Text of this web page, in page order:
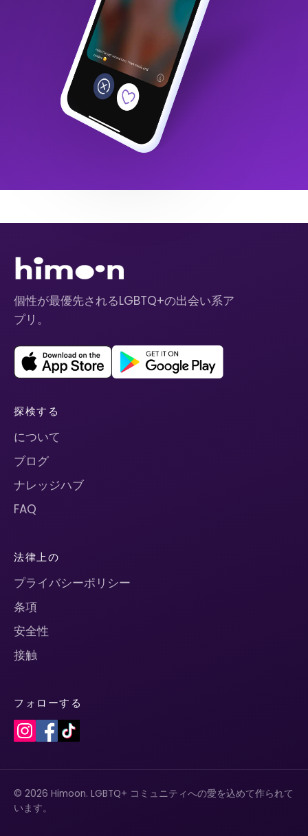
個性が最優先されるLGBTQ+の出会い系ア
プリ。
探検する
について
ブログ
ナレッジハブ
FAQ
法律上の
プライバシーポリシー
条項
安全性
接触
フォローする
© 2026 Himoon. LGBTQ+ コミュニティへの愛を込めて作られて
います。